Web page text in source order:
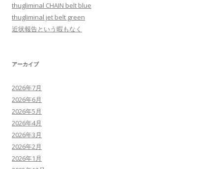
thugliminal CHAIN belt blue
thugliminal jet belt green
近状報告という暇もなく
アーカイブ
2026年7月
2026年6月
2026年5月
2026年4月
2026年3月
2026年2月
2026年1月